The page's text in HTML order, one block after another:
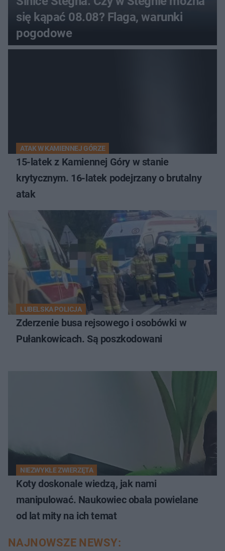
się kąpać 08.08? Flaga, warunki
pogodowe
ATAK W KAMIENNEJ GÓRZE
15-latek z Kamiennej Góry w stanie
krytycznym. 16-latek podejrzany o brutalny
atak
LUBELSKA POLICJA
Zderzenie busa rejsowego i osobówki w
Pułankowicach. Są poszkodowani
NIEZWYKŁE ZWIERZĘTA
Koty doskonale wiedzą, jak nami
manipulować. Naukowiec obala powielane
od lat mity na ich temat
NAJNOWSZE NEWSY: